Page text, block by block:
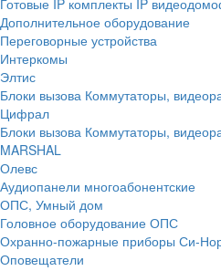
Готовые IP комплекты IP
Дополнительное оборудование
Переговорные устройства
Интеркомы
Элтис
Блоки вызова Коммутаторы,
Цифрал
Блоки вызова Коммутаторы,
MARSHAL
Олевс
Аудиопанели многоабонентские
ОПС, Умный дом
Головное оборудование ОПС
Охранно-пожарные приборы Си-
Оповещатели